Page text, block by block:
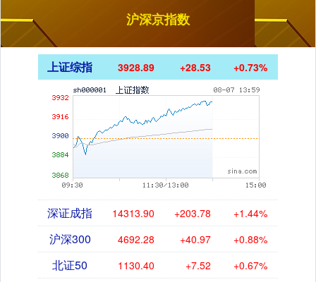
沪深京指数
上证综指 3928.89 +28.53 +0.73%
深证成指 14313.90 +203.78 +1.44%
沪深300 4692.28 +40.97 +0.88%
北证50 1130.40 +7.52 +0.67%